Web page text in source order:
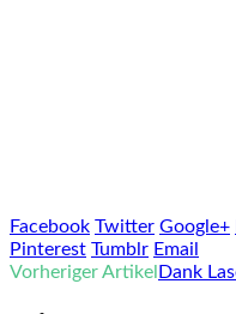
Facebook Twitter Google+
Pinterest Tumblr Email
Vorheriger Artikel Dank